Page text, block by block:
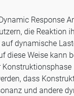
Response
die Reaktion
dynamische
diese Weise kann
Konstruktionsphase
dass
und andere